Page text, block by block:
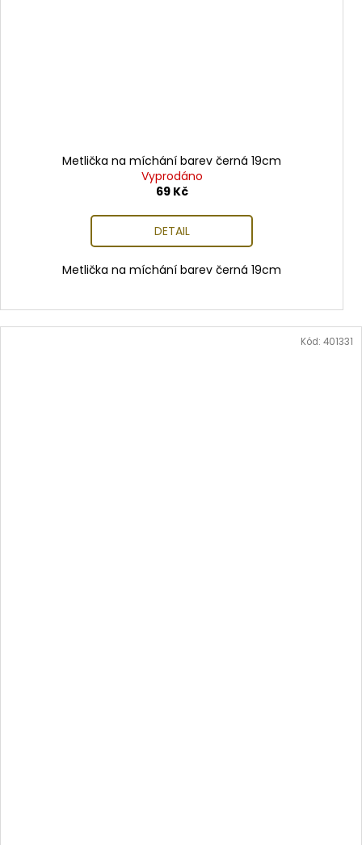
Metlička na míchání barev černá 19cm
Vyprodáno
69 Kč
DETAIL
Metlička na míchání barev černá 19cm
Kód: 401331